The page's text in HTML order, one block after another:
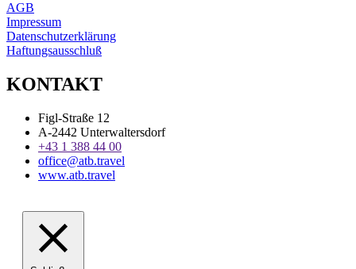
AGB
Impressum
Datenschutzerklärung
Haftungsausschluß
KONTAKT
Figl-Straße 12
A-2442 Unterwaltersdorf
+43 1 388 44 00
office@atb.travel
www.atb.travel